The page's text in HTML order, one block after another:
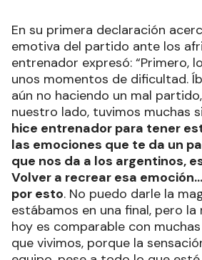
En su primera declaración
emotiva del partido ante los
entrenador expresó: “Primero,
unos momentos de dificultad.
aún no haciendo un mal
nuestro lado, tuvimos muchas
hice entrenador para tener
las emociones que te da un
que nos da a los argentinos,
Volver a recrear esa
por esto. No puedo darle la
estábamos en una final, pero
hoy es comparable con
que vivimos, porque la